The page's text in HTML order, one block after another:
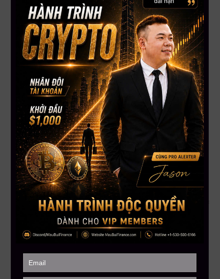
Hôm nay học price action.
Ngày mai học indicator.
Tuần sau đổi sang smart money concepts.
Sau đó tiếp tục tìm “bí kíp thắng nhanh”.
Kết quả là kiến thức rời rạc, không có cấu trúc và không thể
áp dụng nhất quán.
Trading cần một lộ trình rõ ràng:
Hiểu thị trường
Xây dựng hệ thống
Quản lý vốn
Rèn tâm lý
Thực hành có đánh giá
Nếu thiếu một trong những yếu tố này, trader rất dễ quay lại
trạng thái giao dịch theo cảm xúc.
Mau Bui Finance Đồng Hành Cùng Bạn Từ Mơ Hồ Đến Rõ
Ràng
Mau Bui Finance được xây dựng để giúp trader chuyển từ việc
giao dịch cảm tính sang giao dịch có hệ thống.
Thay vì học rời rạc và liên tục mất phương hướng, bạn sẽ
được tiếp cận:
Cách đọc cấu trúc thị trường
Quy trình xây dựng chiến lược